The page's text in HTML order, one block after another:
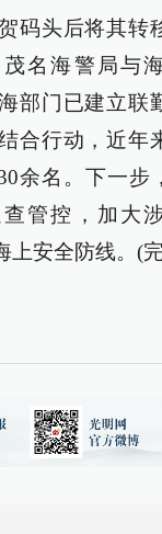
码头后将其转
名海警局与
部门已建立联
合行动，近年
余名。下一步
管控，加大
上安全防线。(